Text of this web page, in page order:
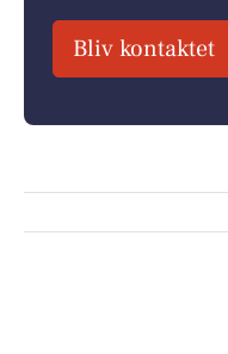
Bliv kontaktet